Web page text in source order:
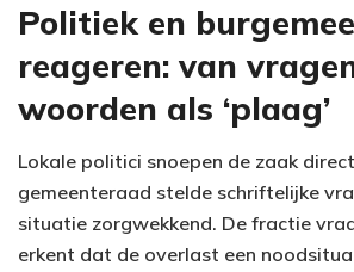
Politiek en
reageren: van
woorden als ‘plaag’
Lokale politici snoepen de zaak
gemeenteraad stelde schriftelijke
situatie zorgwekkend. De fractie
erkent dat de overlast een